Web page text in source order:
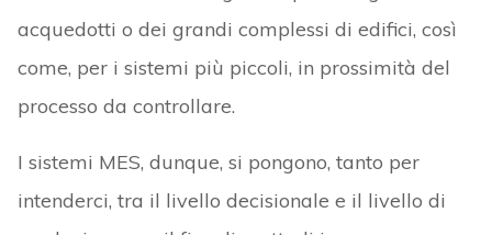
acquedotti o dei grandi complessi di edifici, così
come, per i sistemi più piccoli, in prossimità del
processo da controllare.
I sistemi MES, dunque, si pongono, tanto per
intenderci, tra il livello decisionale e il livello di